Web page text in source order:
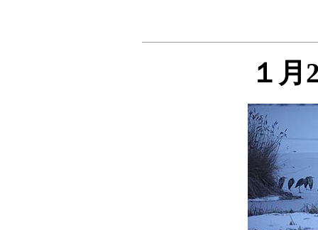
１月